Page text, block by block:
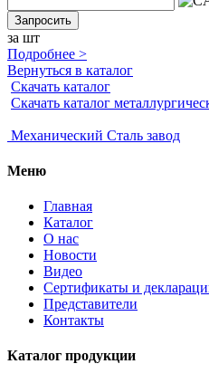
Запросить
за шт
Подробнее >
Вернуться в каталог
Скачать каталог
Скачать каталог
Механический Сталь завод
Меню
Главная
Каталог
О нас
Новости
Видео
Сертификаты и
Представители
Контакты
Каталог продукции